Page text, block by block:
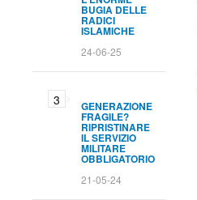
BUGIA DELLE
RADICI
ISLAMICHE
24-06-25
GENERAZIONE
FRAGILE?
RIPRISTINARE
IL SERVIZIO
MILITARE
OBBLIGATORIO
21-05-24